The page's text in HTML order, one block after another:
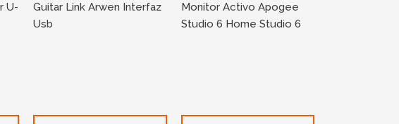
U-
Guitar Link Arwen Interfaz
Usb
Monitor Activo Apogee
Studio 6 Home Studio 6